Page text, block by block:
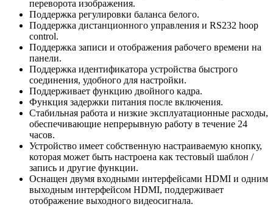
переворота изображения.
Поддержка регулировки баланса белого.
Поддержка дистанционного управления и RS232 hoop
control.
Поддержка записи и отображения рабочего времени на
панели.
Поддержка идентификатора устройства быстрого
соединения, удобного для настройки.
Поддерживает функцию двойного кадра.
Функция задержки питания после включения.
Стабильная работа и низкие эксплуатационные расходы,
обеспечивающие непрерывную работу в течение 24
часов.
Устройство имеет собственную настраиваемую кнопку,
которая может быть настроена как тестовый шаблон /
запись и другие функции.
Оснащен двумя входными интерфейсами HDMI и одним
выходным интерфейсом HDMI, поддерживает
отображение выходного видеосигнала.